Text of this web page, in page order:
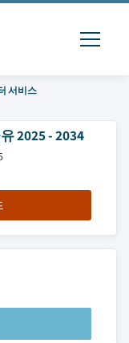
서비스
2025 - 2034